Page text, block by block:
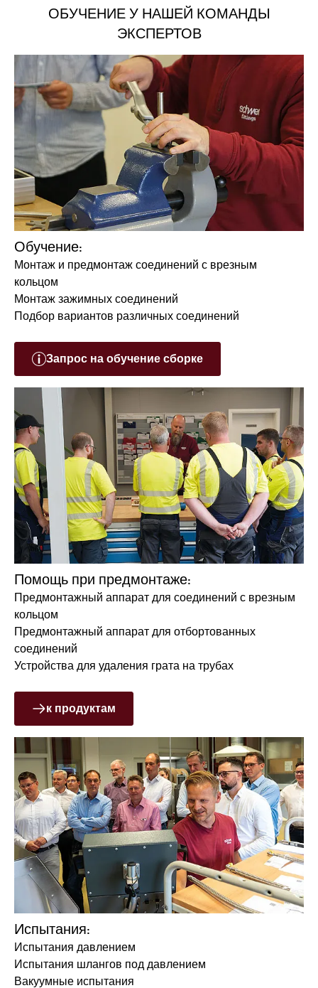
ОБУЧЕНИЕ У НАШЕЙ КОМАНДЫ
ЭКСПЕРТОВ
Обучение:
Монтаж и предмонтаж соединений с врезным
кольцом
Монтаж зажимных соединений
Подбор вариантов различных соединений
Запрос на обучение сборке
Помощь при предмонтаже:
Предмонтажный аппарат для соединений с врезным
кольцом
Предмонтажный аппарат для отбортованных
соединений
Устройства для удаления грата на трубах
к продуктам
Испытания:
Испытания давлением
Испытания шлангов под давлением
Вакуумные испытания